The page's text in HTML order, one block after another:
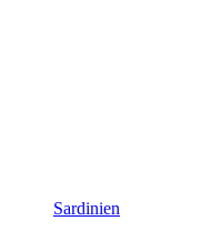
Sardinien